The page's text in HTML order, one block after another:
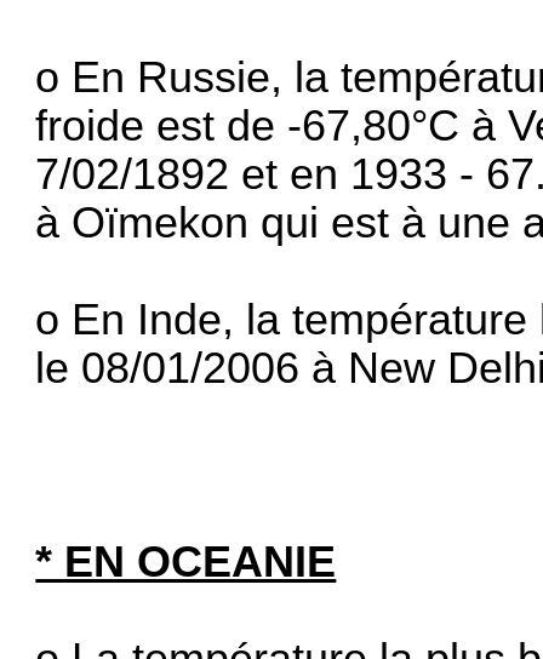
o En Russie, la
froide est de -67,80°C à
7/02/1892 et en 1933 -
à Oïmekon qui est à une
o En Inde, la
le 08/01/2006 à New
* EN OCEANIE